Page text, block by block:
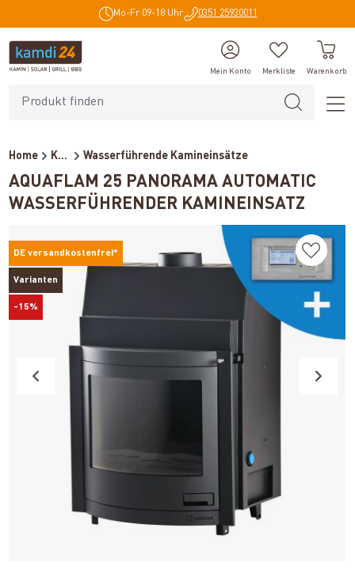
Mo-Fr 09-18 Uhr 0351 25930011
Mein Konto Merkliste Warenkorb
Home Kaminöfen Wasserführende Kamineinsätze
AQUAFLAM 25 PANORAMA AUTOMATIC
WASSERFÜHRENDER KAMINEINSATZ
DE versandkostenfrei*
Varianten
-15%